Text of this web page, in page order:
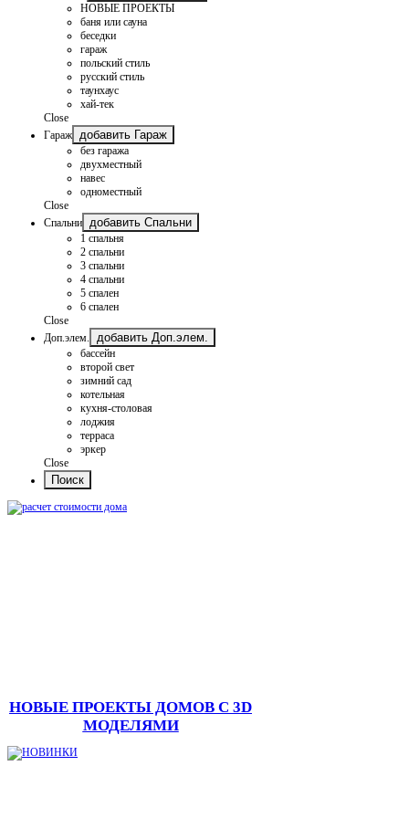
НОВЫЕ ПРОЕКТЫ
баня или сауна
беседки
гараж
польский стиль
русский стиль
таунхаус
хай-тек
Close
Гараж
добавить Гараж
без гаража
двухместный
навес
одноместный
Close
Спальни
добавить Спальни
1 спальня
2 спальни
3 спальни
4 спальни
5 спален
6 спален
Close
Доп.элем.
добавить Доп.элем.
бассейн
второй свет
зимний сад
котельная
кухня-столовая
лоджия
терраса
эркер
Close
НОВЫЕ ПРОЕКТЫ ДОМОВ С 3D
МОДЕЛЯМИ